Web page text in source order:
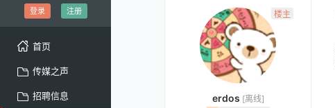
登录 注册
首页
传媒之声
招聘信息
楼主
erdos [离线]